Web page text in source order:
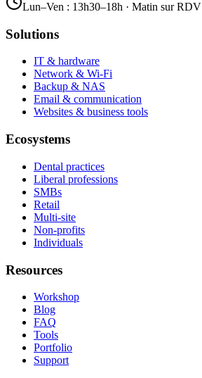
Lun–Ven : 13h30–18h · Matin sur RDV
Solutions
IT & hardware
Network & Wi-Fi
Backup & NAS
Email & communication
Websites & business tools
Ecosystems
Dental practices
Liberal professions
SMBs
Retail
Multi-site
Non-profits
Individuals
Resources
Workshop
Blog
FAQ
Tools
Portfolio
Support